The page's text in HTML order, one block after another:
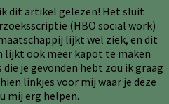
dit artikel gelezen! Het sluit
(HBO social work)
lijkt wel ziek, en dit
lijkt ook meer kapot te maken
die je gevonden hebt zou ik graag
linkjes voor mij waar je deze
mij erg helpen.